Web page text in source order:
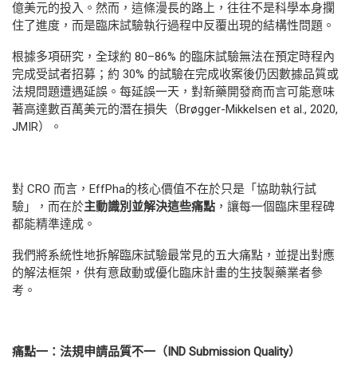
億美元的投入。然而，這條漫長的路上，往往不是科學本身攔
住了進度，而是臨床試驗執行過程中反覆出現的結構性問題。
根據多項研究，全球約 80–86% 的臨床試驗無法在預定時程內
完成受試者招募；約 30% 的試驗在完成收案後仍因數據品質或
法規問題遭遇延誤。每延誤一天，對新藥開發商而言可能意味
著高達數百萬美元的潛在損失（Brøgger-Mikkelsen et al., 2020,
JMIR）。
對 CRO 而言，EffPha的核心價值不在於只是「協助執行試
驗」，而在於主動識別並解決這些痛點 ，讓每一個臨床里程碑
都能精準達成。
我們將系統性地拆解臨床試驗最常見的五大痛點，並提出對應
的解法框架，供有意啟動或優化臨床計畫的生技製藥業者參
考。
痛點一：法規申請品質不一（IND Submission Quality）